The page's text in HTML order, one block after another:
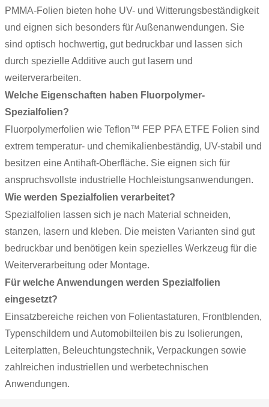
PMMA-Folien bieten hohe UV- und Witterungsbeständigkeit
und eignen sich besonders für Außenanwendungen. Sie
sind optisch hochwertig, gut bedruckbar und lassen sich
durch spezielle Additive auch gut lasern und
weiterverarbeiten.
Welche Eigenschaften haben Fluorpolymer-
Spezialfolien?
Fluorpolymerfolien wie Teflon™ FEP PFA ETFE Folien sind
extrem temperatur- und chemikalienbeständig, UV-stabil und
besitzen eine Antihaft-Oberfläche. Sie eignen sich für
anspruchsvollste industrielle Hochleistungsanwendungen.
Wie werden Spezialfolien verarbeitet?
Spezialfolien lassen sich je nach Material schneiden,
stanzen, lasern und kleben. Die meisten Varianten sind gut
bedruckbar und benötigen kein spezielles Werkzeug für die
Weiterverarbeitung oder Montage.
Für welche Anwendungen werden Spezialfolien
eingesetzt?
Einsatzbereiche reichen von Folientastaturen, Frontblenden,
Typenschildern und Automobilteilen bis zu Isolierungen,
Leiterplatten, Beleuchtungstechnik, Verpackungen sowie
zahlreichen industriellen und werbetechnischen
Anwendungen.